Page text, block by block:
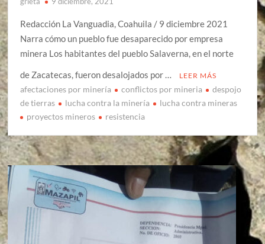
Redacción La Vanguadia, Coahuila / 9 diciembre 2021
Narra cómo un pueblo fue desaparecido por empresa
minera Los habitantes del pueblo Salaverna, en el norte
de Zacatecas, fueron desalojados por …
LEER MÁS
afectaciones por minería conflictos por mineria
despojo
de tierras
lucha contra la minería
lucha contra mineras
proyectos mineros
resistencia